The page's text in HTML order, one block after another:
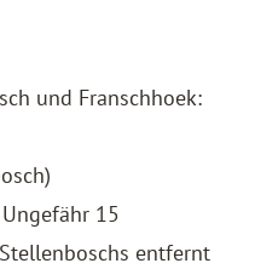
und Franschhoek:
Ungefähr 15
entfernt